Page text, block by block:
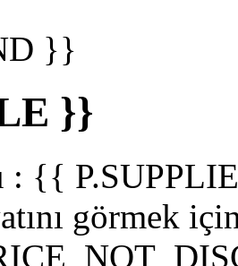
}}
}}
: {{
görmek